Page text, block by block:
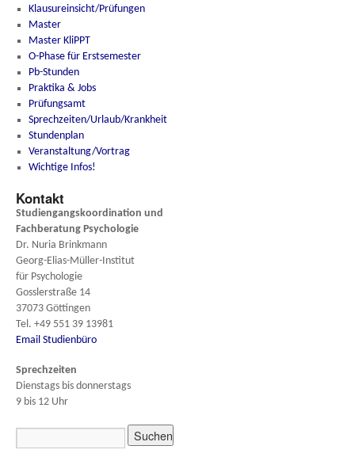
Klausureinsicht/Prüfungen
Master
Master KliPPT
O-Phase für Erstsemester
Pb-Stunden
Praktika & Jobs
Prüfungsamt
Sprechzeiten/Urlaub/Krankheit
Stundenplan
Veranstaltung/Vortrag
Wichtige Infos!
Kontakt
Studiengangskoordination und
Fachberatung Psychologie
Dr. Nuria Brinkmann
Georg-Elias-Müller-Institut
für Psychologie
Gosslerstraße 14
37073 Göttingen
Tel. +49 551 39 13981
Email Studienbüro
Sprechzeiten
Dienstags bis donnerstags
9 bis 12 Uhr